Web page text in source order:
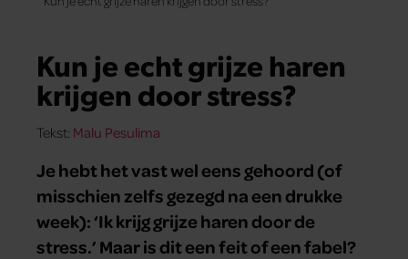
Kun je echt grijze haren
krijgen door stress?
Tekst: Malu Pesulima
Je hebt het vast wel eens gehoord (of
misschien zelfs gezegd na een drukke
week): ‘Ik krijg grijze haren door de
stress.’ Maar is dit een feit of een fabel?